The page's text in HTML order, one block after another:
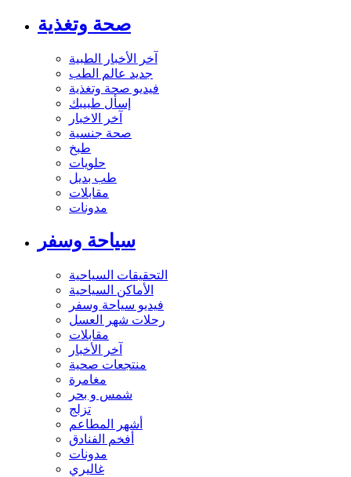
صحة وتغذية
آخر الأخبار الطبية
جديد عالم الطب
فيديو صحة وتغذية
إسأل طبيبك
آخر الاخبار
صحة جنسية
طبخ
حلويات
طب بديل
مقابلات
مدونات
سياحة وسفر
التحقيقات السياحية
الأماكن السياحية
فيديو سياحة وسفر
رحلات شهر العسل
مقابلات
آخر الأخبار
منتجعات صحية
مغامرة
شمس و بحر
تزلج
أشهر المطاعم
أفخم الفنادق
مدونات
غاليري